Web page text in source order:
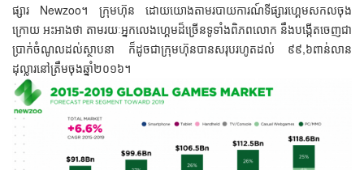
ផ្សារ Newzoo។ ក្រុមហ៊ុន ដោយយោងតាមរបាយការណ៍ទីផ្សារហ្គេមសកលចុង
ក្រោយ អះអាងថា តាមរយៈអ្នកលេងហ្គេមដ៏ច្រើនទូទាំងពិភពលោក នឹងបង្កើតចេញជា
ប្រាក់ចំណូលដល់ស្ថាបនា ក៏ដូចជាក្រុមហ៊ុនបានសរុបរហូតដល់ ៩៩,៦ពាន់លាន
ដុល្លារនៅត្រឹមចុងឆ្នាំ២០១៦។